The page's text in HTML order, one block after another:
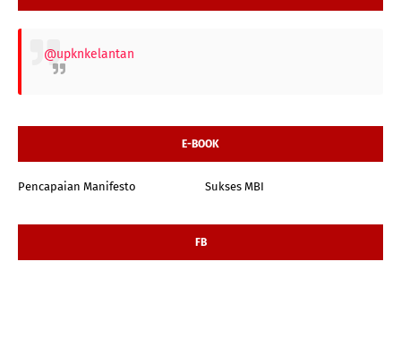
@upknkelantan
E-BOOK
Pencapaian Manifesto Sukses MBI
FB